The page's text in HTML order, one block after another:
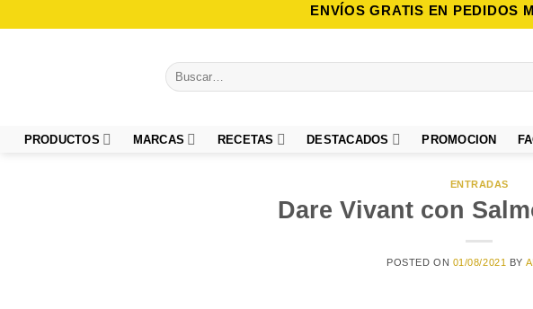
al
ENVÍOS GRATIS EN PEDIDOS
Buscar
por:
PRODUCTOS MARCAS RECETAS DESTACADOS PROMOCION
ENTRADAS
Dare Vivant con
POSTED ON 01/08/2021 BY